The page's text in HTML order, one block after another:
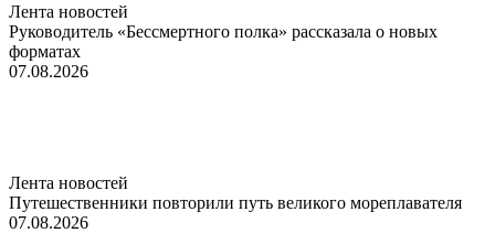
Лента новостей
Руководитель «Бессмертного полка» рассказала о новых
форматах
07.08.2026
Лента новостей
Путешественники повторили путь великого мореплавателя
07.08.2026